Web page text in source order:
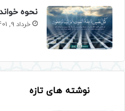
نحوه
خرداد 9, 1401
نوشته های تازه